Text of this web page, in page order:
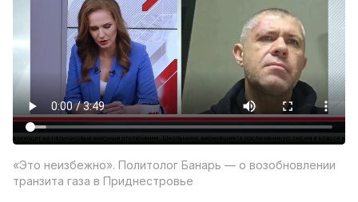
«Это неизбежно». Политолог Банарь — о возобновлении
транзита газа в Приднестровье